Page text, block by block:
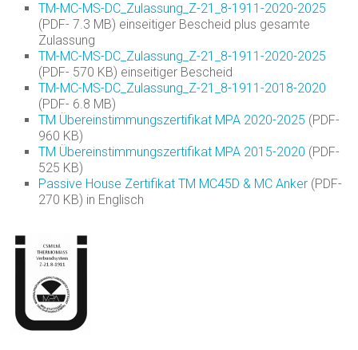
TM-MC-MS-DC_Zulassung_Z-21_8-1911-2020-2025
(PDF- 7.3 MB) einseitiger Bescheid plus gesamte
Zulassung
TM-MC-MS-DC_Zulassung_Z-21_8-1911-2020-2025
(PDF- 570 KB) einseitiger Bescheid
TM-MC-MS-DC_Zulassung_Z-21_8-1911-2018-2020
(PDF- 6.8 MB)
TM Übereinstimmungszertifikat MPA 2020-2025 (PDF-
960 KB)
TM Übereinstimmungszertifikat MPA 2015-2020 (PDF-
525 KB)
Passive House Zertifikat TM MC45D & MC Anker (PDF-
270 KB) in Englisch